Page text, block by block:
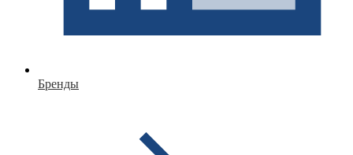
Бренды